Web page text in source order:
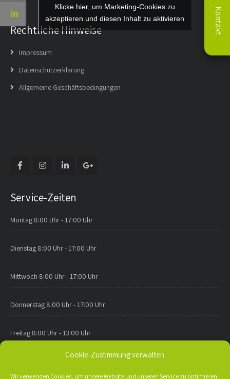
Cookie-Zustimmung verwalten
Wir verwenden Cookies, um unsere Website und unseren Service zu optimieren.
Klicke hier, um Marketing-Cookies zu
akzeptieren und diesen Inhalt zu aktivieren
Rechtliche Hinweise
Impressum
Datenschutzerklärung
Allgemeine Geschäftsbedingungen
Service-Zeiten
Montag 8:00 Uhr - 17:00 Uhr
Dienstag 8:00 Uhr - 17:00 Uhr
Mittwoch 8:00 Uhr - 17:00 Uhr
Donnerstag 8:00 Uhr - 17:00 Uhr
Freitag 8:00 Uhr - 13:00 Uhr
Kontakt